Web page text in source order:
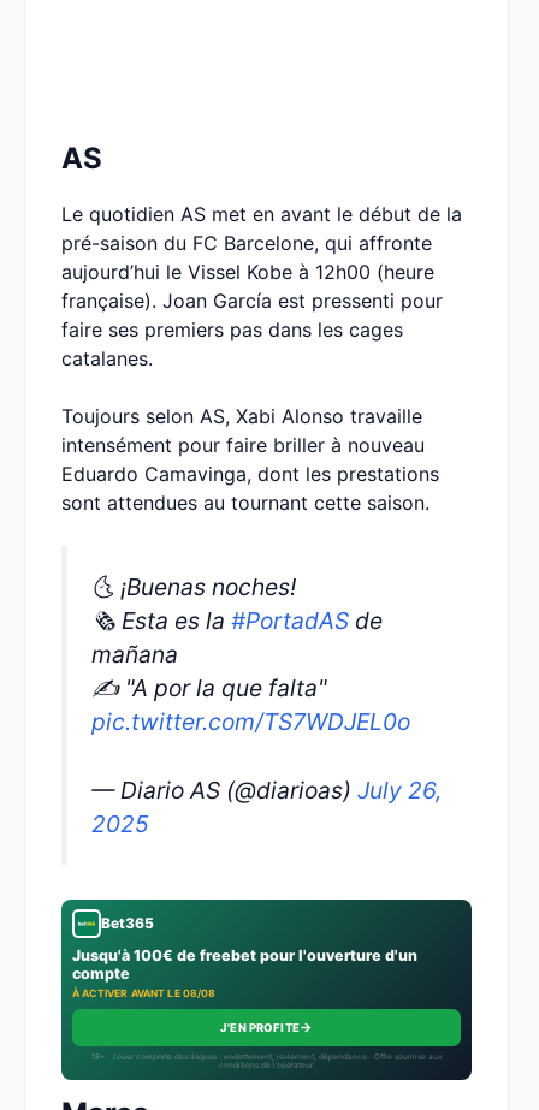
AS
Le quotidien AS met en avant le début de la
pré-saison du FC Barcelone, qui affronte
aujourd’hui le Vissel Kobe à 12h00 (heure
française). Joan García est pressenti pour
faire ses premiers pas dans les cages
catalanes.
Toujours selon AS, Xabi Alonso travaille
intensément pour faire briller à nouveau
Eduardo Camavinga, dont les prestations
sont attendues au tournant cette saison.
🌜 ¡Buenas noches!
🗞 Esta es la #PortadAS de
mañana
✍ "A por la que falta"
pic.twitter.com/TS7WDJEL0o
— Diario AS (@diarioas) July 26,
2025
Bet365
Jusqu'à 100€ de freebet pour l'ouverture d'un
compte
À ACTIVER AVANT LE 08/08
J'EN PROFITE→
18+ · Jouer comporte des risques : endettement, isolement, dépendance · Offre soumise aux
conditions de l’opérateur.